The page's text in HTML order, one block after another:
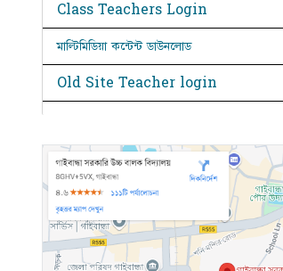
Class Teachers Login
মাল্টিমিডিয়া কন্টেন্ট ডাউনলোড
Old Site Teacher login